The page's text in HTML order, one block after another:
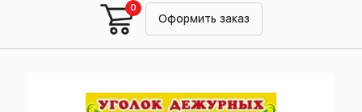
Оформить заказ
0